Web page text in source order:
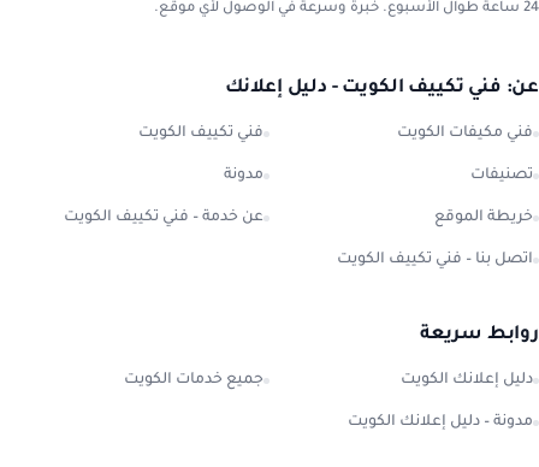
24 ساعة طوال الأسبوع. خبرة وسرعة في الوصول لأي موقع.
عن: فني تكييف الكويت - دليل إعلانك
فني مكيفات الكويت فني تكييف الكويت
تصنيفات مدونة
خريطة الموقع عن خدمة – فني تكييف الكويت
اتصل بنا – فني تكييف الكويت
روابط سريعة
دليل إعلانك الكويت جميع خدمات الكويت
مدونة – دليل إعلانك الكويت